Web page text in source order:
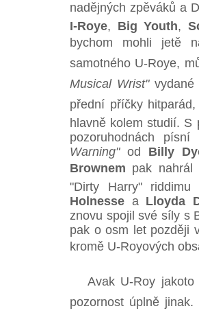
nadějných zpěváků a
I-Roye, Big Youth,
bychom mohli jetě
samotného U-Roye,
Musical Wrist"vydané
přední příčky
hlavně kolem studií. S
pozoruhodnách písní
Warning" od Billy
Brownem pak nahrál
"Dirty Harry"
Holnesse a Lloyda
znovu spojil své síly s
pak o osm let později
kromě U-Royových
Avak U-Roy
pozornost úplně